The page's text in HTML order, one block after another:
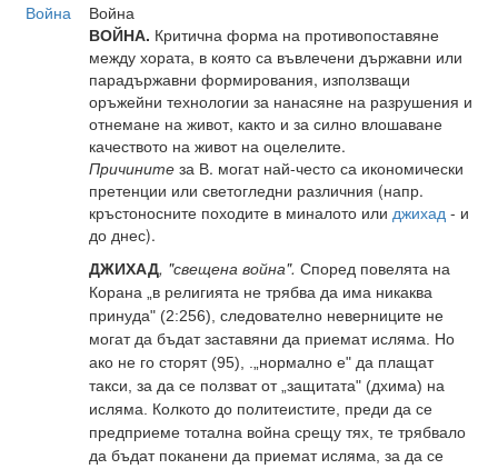
Война
Война
ВОЙНА. Критична форма на противопоставяне
между хората, в която са въвлечени държавни или
парадържавни формирования, използващи
оръжейни технологии за нанасяне на разрушения и
отнемане на живот, както и за силно влошаване
качеството на живот на оцелелите.
Причините за В. могат най-често са икономически
претенции или светогледни различния (напр.
кръстоносните походите в миналото или джихад - и
до днес).
ДЖИХАД, "свещена война". Според повелята на
Корана „в религията не трябва да има никаква
принуда" (2:256), следователно неверниците не
могат да бъдат заставяни да приемат исляма. Но
ако не го сторят (95), .„нормално е" да плащат
такси, за да се ползват от „защитата" (дхима) на
исляма. Колкото до политеистите, преди да се
предприеме тотална война срещу тях, те трябвало
да бъдат поканени да приемат исляма, за да се